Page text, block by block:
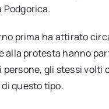
Podgorica.
prima ha attirato
alla protesta hanno
gli stessi volti
questo tipo.